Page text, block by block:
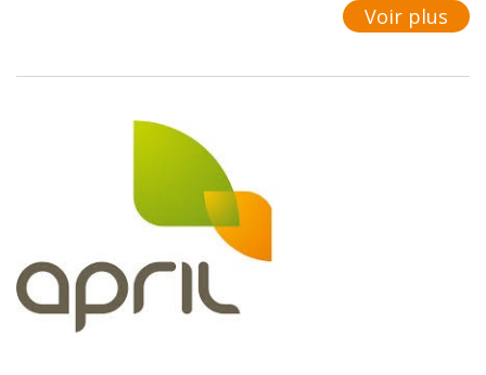
Voir plus